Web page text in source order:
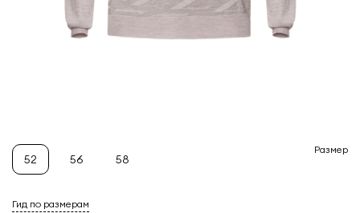
Гид по размерам
Размер
52 56 58